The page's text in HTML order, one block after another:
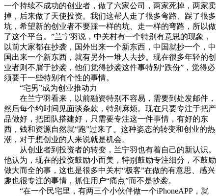
一个持续不成功的创业者，做了六家公司，两家死掉，两家卖
掉，后来做了天使投资。我们这帮人走了很多弯路、踩了很多
坑，希望新的创业者不要踩一样的坑、走一样的弯路，所以做
了这个平台。”兰宁羽说，中关村有一个特别有意思的现象，
以前大家都在抄袭，国外出来一个新东西，中国就抄一个，中
国出来一个新东西，就有另外一堆人去抄。现在很多年轻的创
业者则不屑于抄袭，他们觉得抄袭这件事特别“跌份”，觉得必
须要干一些特别有个性的事情。
“宅男”成为创业推动力
在兰宁羽看来，以前融资特别不容易，需要到处发邮件，
然后每个约时间见面谈条款，特别麻烦。现在只要专注于把产
品做好，把团队搭建好，只需要专注这一件事情，有好的东
西，钱和资源自然就“跑”过来了。这种姿态的转变和创业的热
潮，对于想创业的人来说就是机会。
从创业者到投资者的转变，兰宁羽也有着自己的新认识。
他认为，现在的投资鼓励小而美，特别鼓励专注细分，不鼓励
做大而全的事，这也是很多中关村“极客”在做的有意思、感兴
趣也很专注的事情，抓住用户“痛点”而不是抄袭。
“在一个民宅里，有两三个小伙伴做一个iPhoneAPP，就